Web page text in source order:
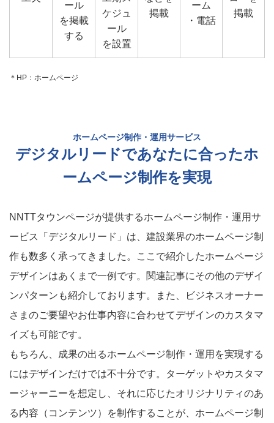
ール
を掲載
する
ケジュ
ール
を設置
掲載
ーム
・電話
掲載
＊HP：ホームページ
ホームページ制作・運用サービス
デジタルリードであなたに合ったホ
ームページ制作を実現
NNTTタウンページが提供するホームページ制作・運用サ
ービス「デジタルリード」は、建設業界のホームページ制
作も数多く承ってきました。ここで紹介したホームページ
デザインはあくまで一例です。関連記事にその他のデザイ
ンパターンも紹介しております。また、ビジネスオーナー
さまのご要望やお仕事内容に合わせてデザインのカスタマ
イズも可能です。
もちろん、成果の出るホームページ制作・運用を実現する
にはデザインだけでは不十分です。ターゲットやカスタマ
ージャーニーを想定し、それに応じたオリジナリティのあ
る内容（コンテンツ）を制作することが、ホームページ制